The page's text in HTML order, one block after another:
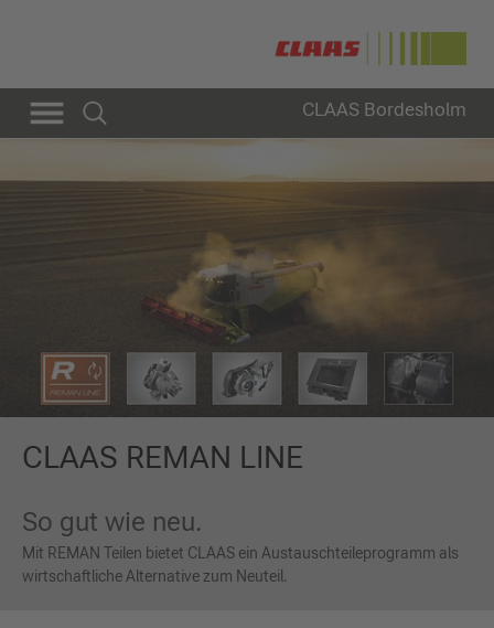
CLAAS Bordesholm
CLAAS REMAN LINE
So gut wie neu.
Mit REMAN Teilen bietet CLAAS ein Austauschteileprogramm als
wirtschaftliche Alternative zum Neuteil.